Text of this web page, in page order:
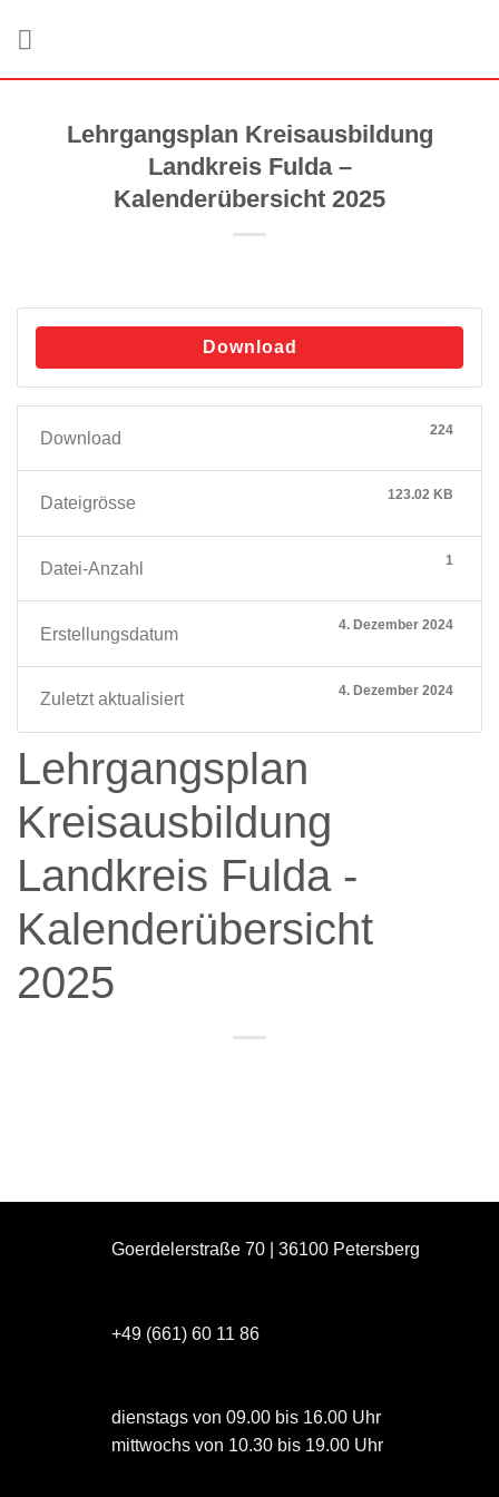
Lehrgangsplan Kreisausbildung
Landkreis Fulda –
Kalenderübersicht 2025
Download
Download 224
Dateigrösse 123.02 KB
Datei-Anzahl 1
Erstellungsdatum 4. Dezember 2024
Zuletzt aktualisiert 4. Dezember 2024
Lehrgangsplan
Kreisausbildung
Landkreis Fulda -
Kalenderübersicht
2025
Goerdelerstraße 70 | 36100 Petersberg
+49 (661) 60 11 86
dienstags von 09.00 bis 16.00 Uhr
mittwochs von 10.30 bis 19.00 Uhr